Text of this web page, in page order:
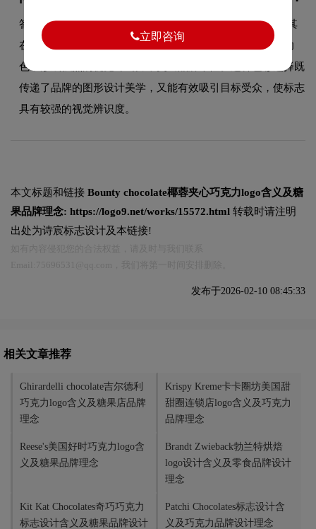
答：Bounty chocolate品牌整体使用的色彩方案充分契合了其
在食品领域的品牌定位，运用高饱和度的主色搭配中性辅助
色，形成强烈的视觉冲击力，突出品牌个性。这种色彩选择既
传递了品牌的图形设计美学，又能有效吸引目标受众，使标志
具有较强的视觉辨识度。
本文标题和链接 Bounty chocolate椰蓉夹心巧克力logo含义及糖
果品牌理念: https://logo9.net/works/15572.html 转载时请注明
出处为诗宸标志设计及本链接!
发布于2026-02-10 08:45:33
相关文章推荐
Ghirardelli chocolate吉尔德利
巧克力logo含义及糖果店品牌
理念
Krispy Kreme卡卡圈坊美国甜
甜圈连锁店logo含义及巧克力
品牌理念
Reese's美国好时巧克力logo含
义及糖果品牌理念
Brandt Zwieback勃兰特烘焙
logo设计含义及零食品牌设计
理念
Kit Kat Chocolates奇巧巧克力
标志设计含义及糖果品牌设计
Patchi Chocolates标志设计含
义及巧克力品牌设计理念
立即咨询